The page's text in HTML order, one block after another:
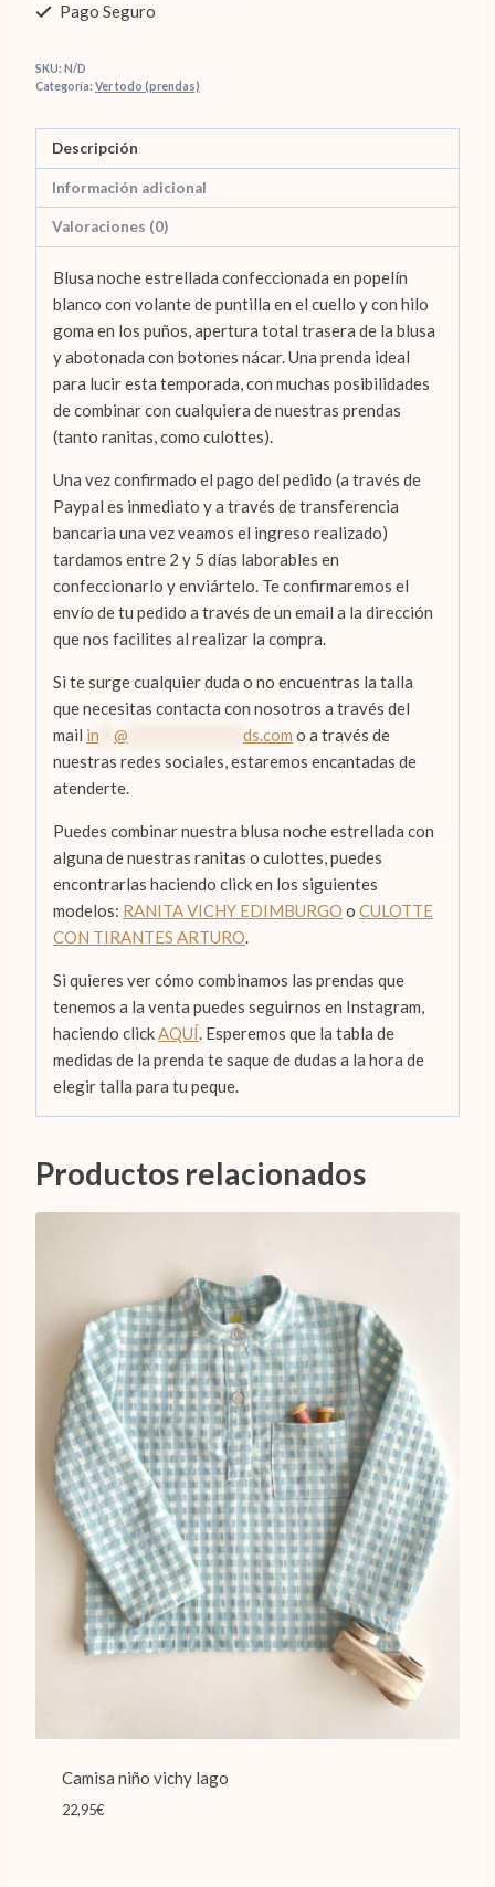
Pago Seguro
SKU: N/D
Categoría: Ver todo (prendas)
Descripción
Información adicional
Valoraciones (0)
Blusa noche estrellada confeccionada en popelín
blanco con volante de puntilla en el cuello y con hilo
goma en los puños, apertura total trasera de la blusa
y abotonada con botones nácar. Una prenda ideal
para lucir esta temporada, con muchas posibilidades
de combinar con cualquiera de nuestras prendas
(tanto ranitas, como culottes).
Una vez confirmado el pago del pedido (a través de
Paypal es inmediato y a través de transferencia
bancaria una vez veamos el ingreso realizado)
tardamos entre 2 y 5 días laborables en
confeccionarlo y enviártelo. Te confirmaremos el
envío de tu pedido a través de un email a la dirección
que nos facilites al realizar la compra.
Si te surge cualquier duda o no encuentras la talla
que necesitas contacta con nosotros a través del
mail in @ ds.com o a través de
nuestras redes sociales, estaremos encantadas de
atenderte.
Puedes combinar nuestra blusa noche estrellada con
alguna de nuestras ranitas o culottes, puedes
encontrarlas haciendo click en los siguientes
modelos: RANITA VICHY EDIMBURGO o CULOTTE
CON TIRANTES ARTURO.
Si quieres ver cómo combinamos las prendas que
tenemos a la venta puedes seguirnos en Instagram,
haciendo clickAQUÍ. Esperemos que la tabla de
medidas de la prenda te saque de dudas a la hora de
elegir talla para tu peque.
Productos relacionados
Camisa niño vichy lago
22,95€